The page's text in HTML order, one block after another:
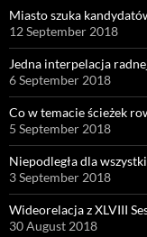
Miasto szuka
12 September 2018
Jedna interpelacja
6 September 2018
Co w temacie ścieżek
5 September 2018
Niepodległa dla
3 September 2018
Wideorelacja z XLVIII
30 August 2018